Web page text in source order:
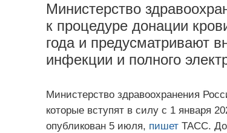
Министерство
к процедуре донации
года и предусматривают
инфекции и полного
Министерство здравоохранения
которые вступят в силу с 1 января
опубликован 5 июля, пишетТАСС.